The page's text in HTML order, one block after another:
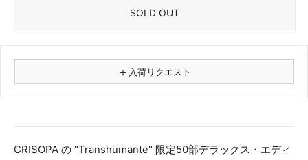
SOLD OUT
＋ 入荷リクエスト
CRISOPA の "Transhumante" 限定50部デラックス・エディ